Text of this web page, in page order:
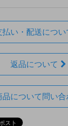
払い・配送につい
返品について
品について問い合